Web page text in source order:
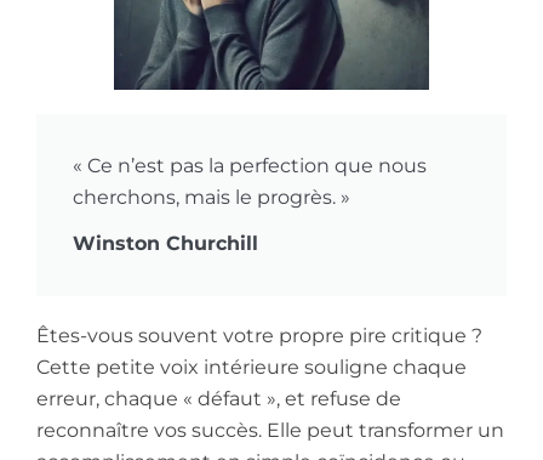
« Ce n’est pas la perfection que nous
cherchons, mais le progrès. »
Winston Churchill
Êtes-vous souvent votre propre pire critique ?
Cette petite voix intérieure souligne chaque
erreur, chaque « défaut », et refuse de
reconnaître vos succès. Elle peut transformer un